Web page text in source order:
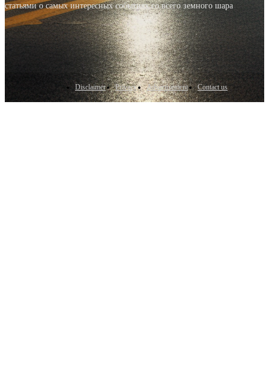
статьями о самых интересных событиях со всего земного шара
Disclaimer Privacy Advertisement Contact us